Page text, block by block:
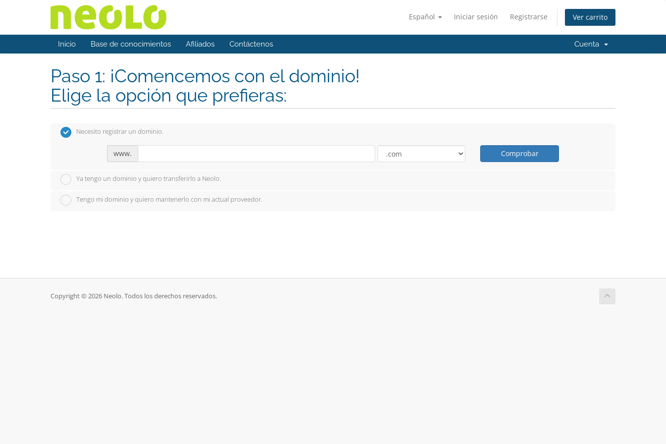
Español Iniciar sesión Registrarse Ver carrito
Inicio Base de conocimientos Afiliados Contáctenos Cuenta
Paso 1: ¡Comencemos con el dominio!
Elige la opción que prefieras:
Necesito registrar un dominio.
www. Comprobar
Ya tengo un dominio y quiero transferirlo a Neolo.
Tengo mi dominio y quiero mantenerlo con mi actual proveedor.
Copyright © 2026 Neolo. Todos los derechos reservados.